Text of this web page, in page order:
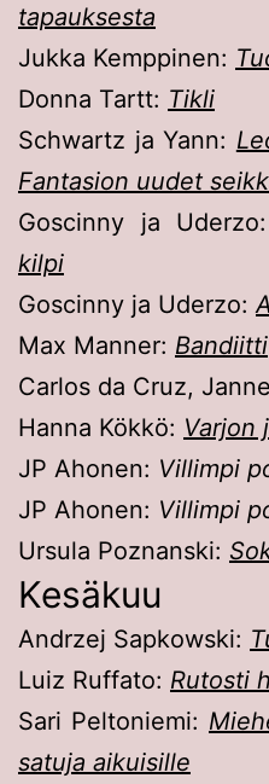
tapauksesta
Jukka Kemppinen:
Donna Tartt: Tikli
Schwartz ja Yann:
Fantasion uudet
Goscinny ja
kilpi
Goscinny ja Uderzo:
Max Manner: Bandiitti
Carlos da Cruz,
Hanna Kökkö: Varjon
JP Ahonen: Villimpi
JP Ahonen: Villimpi
Ursula Poznanski:
Kesäkuu
Andrzej Sapkowski:
Luiz Ruffato: Rutosti
Sari Peltoniemi:
satuja aikuisille